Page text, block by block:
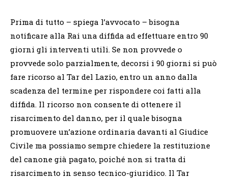
Prima di tutto – spiega l’avvocato – bisogna
notificare alla Rai una diffida ad effettuare entro 90
giorni gli interventi utili. Se non provvede o
provvede solo parzialmente, decorsi i 90 giorni si può
fare ricorso al Tar del Lazio, entro un anno dalla
scadenza del termine per rispondere coi fatti alla
diffida. Il ricorso non consente di ottenere il
risarcimento del danno, per il quale bisogna
promuovere un’azione ordinaria davanti al Giudice
Civile ma possiamo sempre chiedere la restituzione
del canone già pagato, poiché non si tratta di
risarcimento in senso tecnico-giuridico. Il Tar